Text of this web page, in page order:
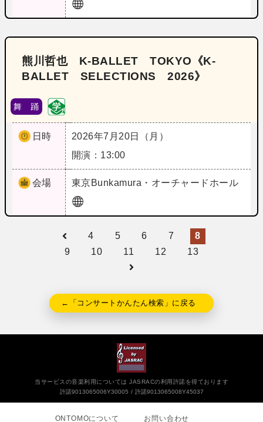
熊川哲也 K‐BALLET TOKYO《K‐
BALLET SELECTIONS 2026》
舞 踊
日時
2026年7月20日（月）
開演：13:00
会場 東京Bunkamura・オーチャードホール
4 5 6 7
8
9
10 11 12 13
←「コンサートかんたん検索」に戻る
当サービスの音楽利用については JASRACの利用許諾を得ております
許諾9013065006Y30005
許諾9013065008Y45037
ONTOMOについて お問い合わせ